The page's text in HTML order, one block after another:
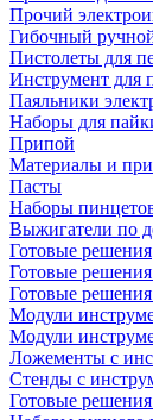
Прочий
Гибочный
Пистолеты для
Инструмент для
Паяльники
Наборы для
Припой
Материалы и
Пасты
Наборы
Выжигатели по
Готовые решения
Готовые
Готовые
Модули
Модули
Ложементы с
Стенды с
Готовые